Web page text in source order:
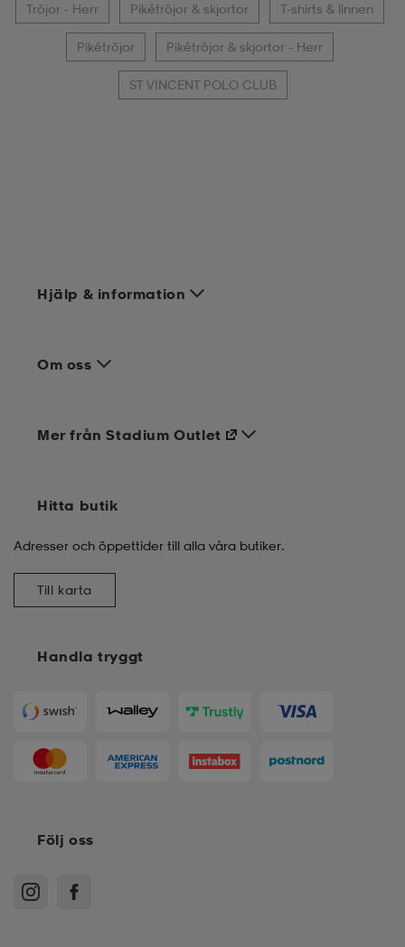
Tröjor - Herr Pikétröjor & skjortor T-shirts & linnen
Pikétröjor Pikétröjor & skjortor - Herr
ST VINCENT POLO CLUB
Hjälp & information
Om oss
Handla tryggt
Mer från Stadium Outlet
Hitta butik
Adresser och öppettider till alla våra butiker.
Till karta
Följ oss